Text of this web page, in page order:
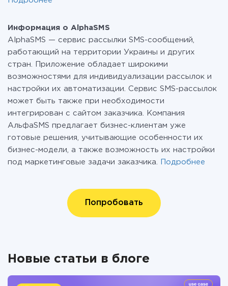
Информация о AlphaSMS
AlphaSMS — сервис рассылки SMS-сообщений,
работающий на территории Украины и других
стран. Приложение обладает широкими
возможностями для индивидуализации рассылок и
настройки их автоматизации. Сервис SMS-рассылок
может быть также при необходимости
интегрирован с сайтом заказчика. Компания
АльфаSMS предлагает бизнес-клиентам уже
готовые решения, учитывающие особенности их
бизнес-модели, а также возможность их настройки
под маркетинговые задачи заказчика.
Подробнее
Попробовать
Новые статьи в блоге